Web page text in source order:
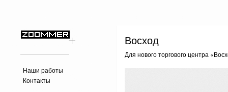
Наши работы
Контакты
Восход
Для нового торгового центра